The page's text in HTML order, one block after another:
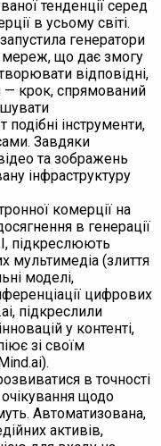
тенденції серед
в усьому світі.
генератори
мереж, що дає змогу
відповідні,
— крок, спрямований
подібні інструменти,
Завдяки
та зображень
інфраструктуру
комерції на
в генерації
підкреслюють
мультимедіа (злиття
моделі,
цифрових
підкреслили
у контенті,
зі своїм
в точності
очікування щодо
Автоматизована,
активів,